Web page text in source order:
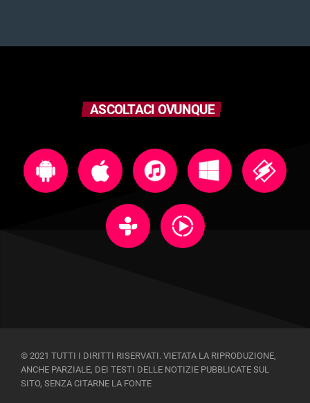
ASCOLTACI OVUNQUE
© 2021 TUTTI I DIRITTI RISERVATI. VIETATA LA RIPRODUZIONE,
ANCHE PARZIALE, DEI TESTI DELLE NOTIZIE PUBBLICATE SUL
SITO, SENZA CITARNE LA FONTE